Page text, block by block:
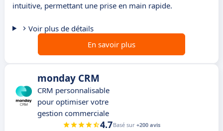
intuitive, permettant une prise en main rapide.
Voir plus de détails
En savoir plus
monday CRM
CRM personnalisable
pour optimiser votre
gestion commerciale
4.7Basé sur +200 avis